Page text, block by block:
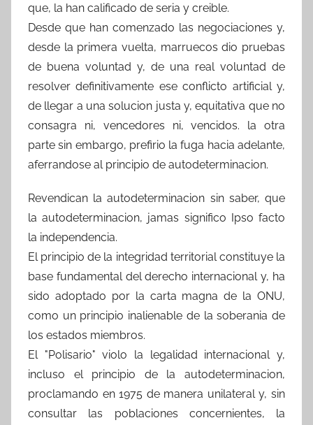
que, la han calificado de seria y creible.
Desde que han comenzado las negociaciones y,
desde la primera vuelta, marruecos dio pruebas
de buena voluntad y, de una real voluntad de
resolver definitivamente ese conflicto artificial y,
de llegar a una solucion justa y, equitativa que no
consagra ni, vencedores ni, vencidos. la otra
parte sin embargo, prefirio la fuga hacia adelante,
aferrandose al principio de autodeterminacion.
Revendican la autodeterminacion sin saber, que
la autodeterminacion, jamas significo Ipso facto
la independencia.
El principio de la integridad territorial constituye la
base fundamental del derecho internacional y, ha
sido adoptado por la carta magna de la ONU,
como un principio inalienable de la soberania de
los estados miembros.
El "Polisario" violo la legalidad internacional y,
incluso el principio de la autodeterminacion,
proclamando en 1975 de manera unilateral y, sin
consultar las poblaciones concernientes, la